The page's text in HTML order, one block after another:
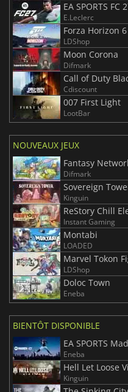
EA SPORTS FC
E.Leclerc
Forza Horizon 6
LDShop
Moon Corona
Difmark
Call of Duty
Cdiscount
007 First Light
LootBar
NOUVEAUX JEUX
Fantasy
Difmark
Sovereign
Kinguin
ReStory Chill
Instant Gaming
Montabi
LOADED
Marvel Tokon
LDShop
Doloc Town
Eneba
BIENTÔT DISPONIBLE
EA SPORTS
Eneba
Hell Let Loose
Kinguin